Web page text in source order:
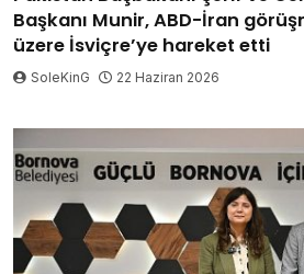
Başkanı Munir, ABD-İran
üzere İsviçre’ye hareket etti
SoleKinG 22 Haziran 2026